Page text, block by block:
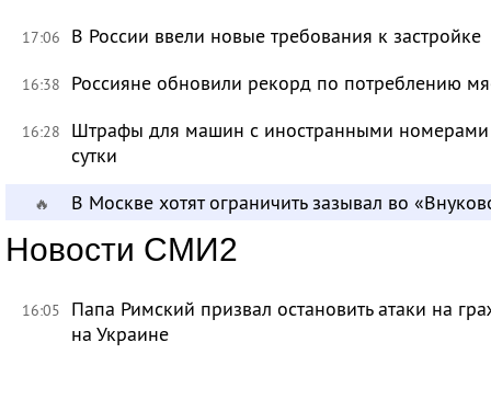
17:06 В России ввели новые требования к застройке
16:38 Россияне обновили рекорд по потреблению
16:28
Штрафы для машин с иностранными номерами
сутки
🔥 В Москве хотят ограничить зазывал во
Новости СМИ2
16:05
Папа Римский призвал остановить атаки на
на Украине